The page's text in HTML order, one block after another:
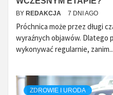
BY REDAKCJA 7 DNI AGO
Próchnica może przez długi
wyraźnych objawów.
wykonywać regularnie, zanim...
ZDROWIE I URODA